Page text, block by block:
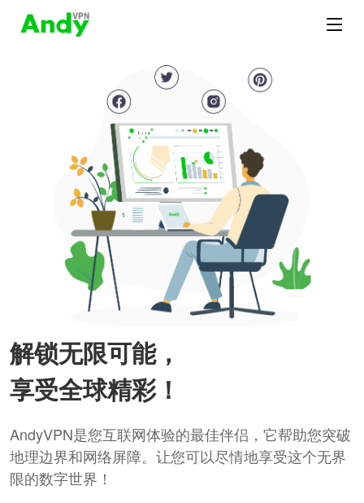
解锁无限可能，
享受全球精彩！
AndyVPN是您互联网体验的最佳伴侣，它帮助您突破
地理边界和网络屏障。让您可以尽情地享受这个无界
限的数字世界！